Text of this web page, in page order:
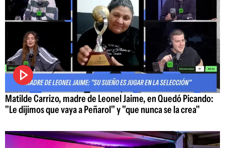
Matilde Carrizo, madre de Leonel Jaime, en Quedó Picando:
"Le dijimos que vaya a Peñarol" y "que nunca se la crea"